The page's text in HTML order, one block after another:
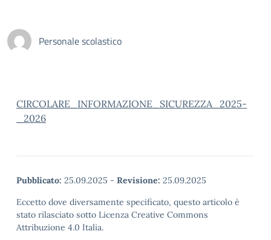
Personale scolastico
CIRCOLARE_INFORMAZIONE_SICUREZZA_2025-
_2026
Pubblicato: 25.09.2025 - Revisione: 25.09.2025
Eccetto dove diversamente specificato, questo articolo è
stato rilasciato sotto Licenza Creative Commons
Attribuzione 4.0 Italia.